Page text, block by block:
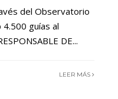
del Observatorio
4.500 guías al
DE...
LEER MÁS